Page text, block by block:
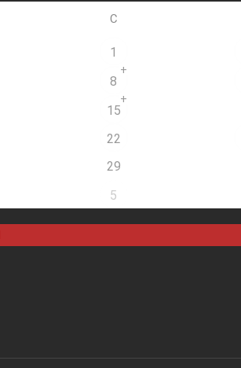
С
1
8
+
15
+
22
29
5